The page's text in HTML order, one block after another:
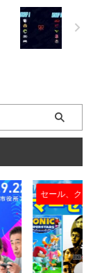
セール、クー